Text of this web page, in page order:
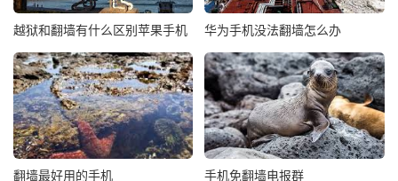
越狱和翻墙有什么区别苹果手机 华为手机没法翻墙怎么办
翻墙最好用的手机 手机免翻墙电报群